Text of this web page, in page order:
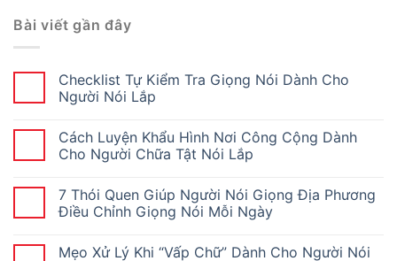
Bài viết gần đây
Checklist Tự Kiểm Tra Giọng Nói Dành Cho
Người Nói Lắp
Cách Luyện Khẩu Hình Nơi Công Cộng Dành
Cho Người Chữa Tật Nói Lắp
7 Thói Quen Giúp Người Nói Giọng Địa Phương
Điều Chỉnh Giọng Nói Mỗi Ngày
Mẹo Xử Lý Khi “Vấp Chữ” Dành Cho Người Nói